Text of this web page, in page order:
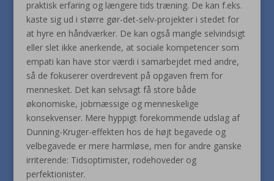
praktisk erfaring og længere tids træning. De kan f.eks.
kaste sig ud i større gør-det-selv-projekter i stedet for
at hyre en håndværker. De kan også mangle selvindsigt
eller slet ikke anerkende, at sociale kompetencer som
empati kan have stor værdi i samarbejdet med andre,
så de fokuserer overdrevent på opgaven frem for
mennesket. Det kan selvsagt få store både
økonomiske, jobmæssige og menneskelige
konsekvenser. Mere hyppigt forekommende udslag af
Dunning-Kruger-effekten hos de højt begavede og
velbegavede er mere harmløse, men for andre ganske
irriterende: Tidsoptimister, rodehoveder og
perfektionister.